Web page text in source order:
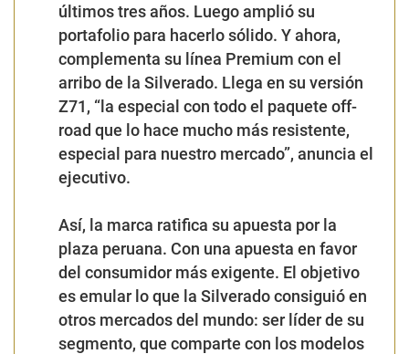
últimos tres años. Luego amplió su
portafolio para hacerlo sólido. Y ahora,
complementa su línea Premium con el
arribo de la Silverado. Llega en su versión
Z71, “ la especial con todo el paquete off-
road que lo hace mucho más resistente,
especial para nuestro mercado”, anuncia el
ejecutivo.
Así, la marca ratifica su apuesta por la
plaza peruana. Con una apuesta en favor
del consumidor más exigente. El objetivo
es emular lo que la Silveradoconsiguió en
otros mercados del mundo: ser líder de su
segmento, que comparte con los modelos